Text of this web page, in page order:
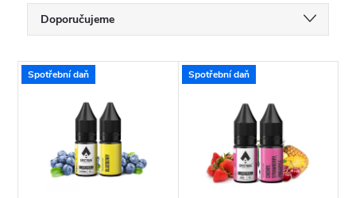
Ř
a
Doporučujeme
Nejdražší
Nejprodávanější
Abecedně
V
Spotřební daň Spotřební daň